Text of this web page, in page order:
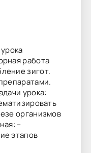
работа
зигот.
урока:
организмов
–
этапов